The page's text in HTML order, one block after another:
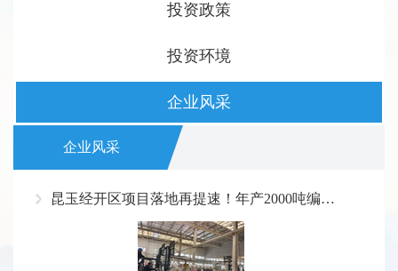
投资政策
投资环境
企业风采
企业风采
昆玉经开区项目落地再提速！年产2000吨编织布项目设备顺利进场